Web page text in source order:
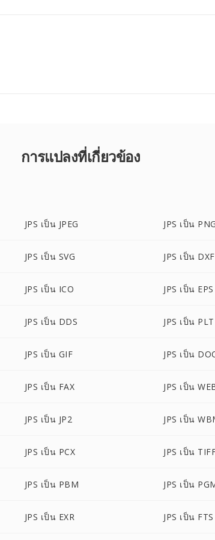
การแปลงที่เกี่ยวข้อง
JPS เป็น JPEG JPS เป็น
JPS เป็น SVG JPS เป็น DXF
JPS เป็น ICO JPS เป็น EPS
JPS เป็น DDS JPS เป็น PLT
JPS เป็น GIF JPS เป็น
JPS เป็น FAX JPS เป็น
JPS เป็น JP2 JPS เป็น
JPS เป็น PCX JPS เป็น
JPS เป็น PBM JPS เป็น
JPS เป็น EXR JPS เป็น FTS